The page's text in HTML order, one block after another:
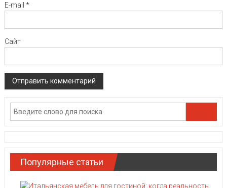
E-mail *
Сайт
Популярные статьи